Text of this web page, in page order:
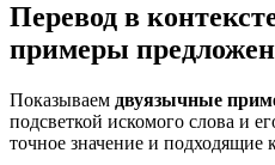
Перевод в
примеры
Показываем двуязычные
подсветкой искомого слова и
точное значение и подходящие